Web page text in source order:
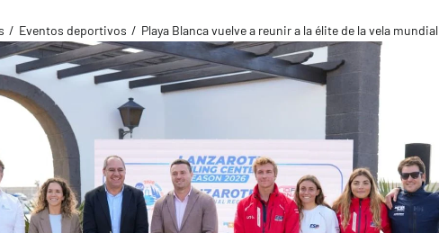
Eventos deportivos Playa Blanca vuelve a reunir a la élite de la vela mundial